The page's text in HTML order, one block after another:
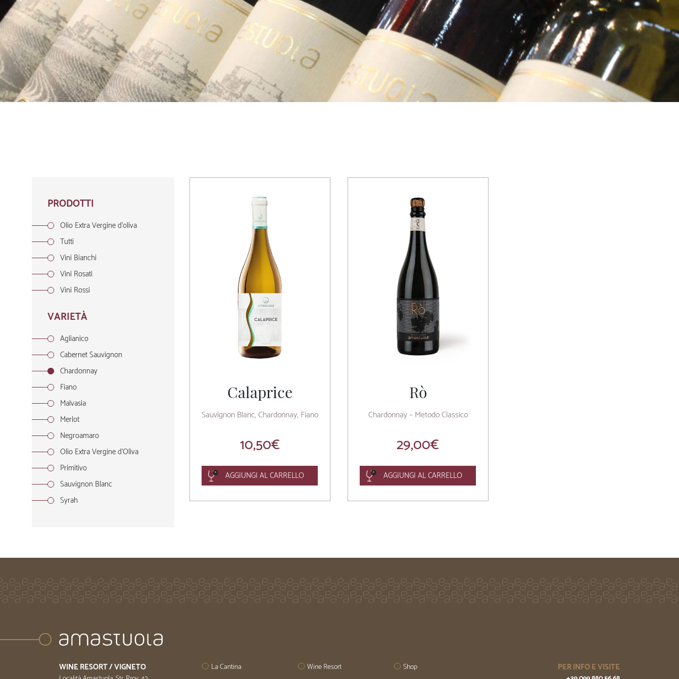
PRODOTTI
Olio Extra Vergine d'oliva
Tutti
Vini Bianchi
Vini Rosati
Vini Rossi
VARIETÀ
Aglianico
Cabernet Sauvignon
Chardonnay
Fiano
Malvasia
Merlot
Negroamaro
Olio Extra Vergine d'Oliva
Primitivo
Sauvignon Blanc
Syrah
Calaprice
Sauvignon Blanc, Chardonnay, Fiano
10,50€
AGGIUNGI AL CARRELLO
Rò
Chardonnay – Metodo Classico
29,00€
AGGIUNGI AL CARRELLO
WINE RESORT / VIGNETO La Cantina Wine Resort Shop PER INFO E VISITE